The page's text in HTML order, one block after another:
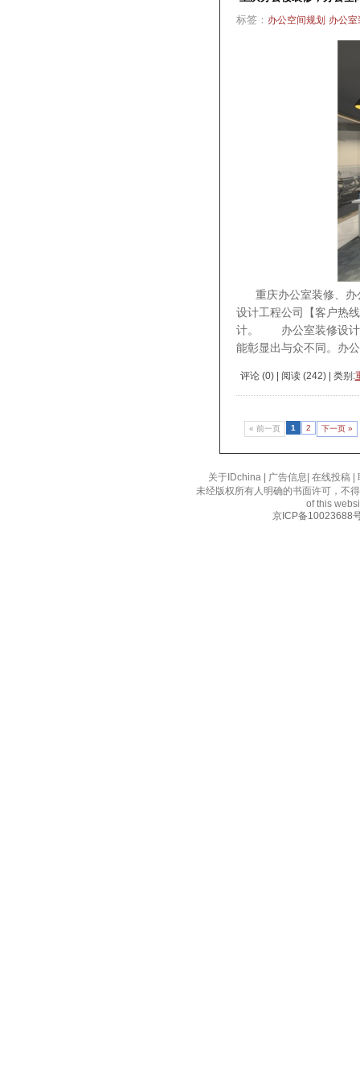
标签： 办公空间规划 办公室
重庆办公室装修、办
设计工程公司【客户热
计。 办公室装修设计
能彰显出与众不同。办
评论 (0) | 阅读 (242) | 类别:
« 前一页 1 2 下一页 »
关于IDchina 广告信息 在线投稿
未经版权所有人明确的书面许可，不
of this
京ICP备10023688